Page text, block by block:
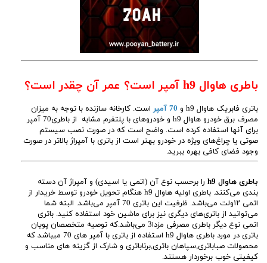
باطری هاوال h9 آمپر است؟ عمر آن چقدر است؟
باتری فابریک هاوال h9 و 70 آمپر
است. کارخانه سازنده با توجه به میزان
مصرف برق خودرو هاوال h9 و خودروهای با پلتفرم مشابه از باطری70 آمپر
برای آنها استفاده کرده است. واضح است که در صورت نصب سیستم
صوتی یا چراغ‌های ویژه در خودرو بهتر است از باتری با آمپراژ بالاتر در صورت
وجود فضای کافی بهره ببرید.
باطری هاوال h9
را برحسب نوع آن (اتمی یا اسیدی) و آمپراژ آن دسته
بندی می‌کنند. باطری اولیه هاوال h9 هنگام تحویل خودرو توسط خریدار از
اتمی ۱۲ولت می‌باشد. ظرفیت این باتری 70 آمپر می‌باشد. البته شما
می‌توانید از باتری‌های دیگری نیز برای ماشین خود استفاده کنید. باتری
اتمی نوع دیگر باطری مصرفی مزدا3 می‌باشد.که توصیه متخصصان پویان
باتری در مورد باطری هاوال h9 استفاده از باتری با آمپر های 70 میباشد که
محصولات صباباتری,سپاهان باتری,برناباتری و شارک از گزینه های مناسب و
کیفیتی خوب برخوردار هستند.